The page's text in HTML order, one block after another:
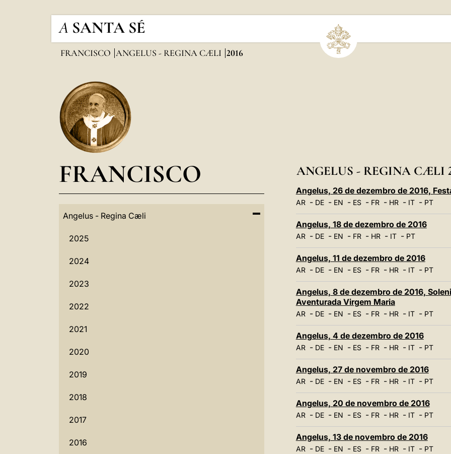
A SANTA SÉ
FRANCISCO ANGELUS - REGINA CÆLI 2016
FRANCISCO
Angelus - Regina Cæli
2025
2024
2023
2022
2021
2020
2019
2018
2017
2016
ANGELUS - REGINA CÆLI
Angelus, 26 de dezembro de 2016,
AR- DE- EN - ES- FR- HR- IT- PT
Angelus, 18 de dezembro de 2016
AR- DE- EN - FR- HR- IT- PT
Angelus, 11 de dezembro de 2016
AR- DE- EN - ES- FR- HR- IT- PT
Angelus, 8 de dezembro de 2016,
Aventurada Virgem Maria
AR- DE- EN - ES- FR- HR- IT- PT
Angelus, 4 de dezembro de 2016
AR- DE- EN - ES- FR- HR- IT- PT
Angelus, 27 de novembro de 2016
AR- DE- EN - ES- FR- HR- IT- PT
Angelus, 20 de novembro de 2016
AR- DE- EN - ES- FR- HR- IT- PT
Angelus, 13 de novembro de 2016
AR- DE- EN - ES- FR- HR- IT- PT